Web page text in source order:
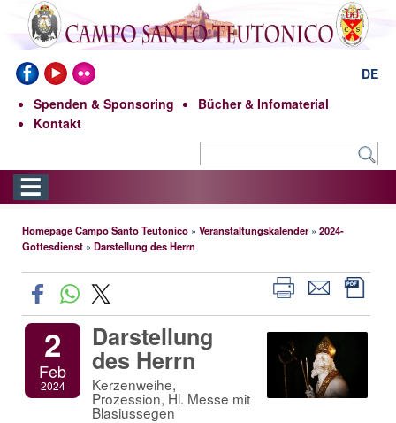
DE
Spenden & Sponsoring
Bücher & Infomaterial
Kontakt
Homepage Campo Santo Teutonico » Veranstaltungskalender» 2024-
Gottesdienst » Darstellung des Herrn
2
Feb
2024
Darstellung
des Herrn
Kerzenweihe,
Prozession, Hl. Messe mit
Blasiussegen